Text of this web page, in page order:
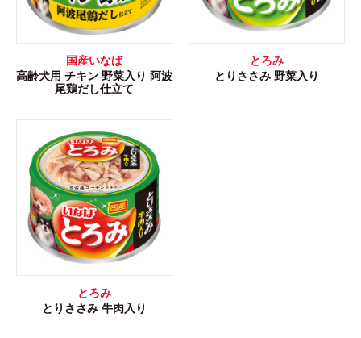
国産いなば
高齢犬用 チキン 野菜入り 阿波
尾鶏だし仕立て
とろみ
とりささみ 野菜入り
とろみ
とりささみ 牛肉入り